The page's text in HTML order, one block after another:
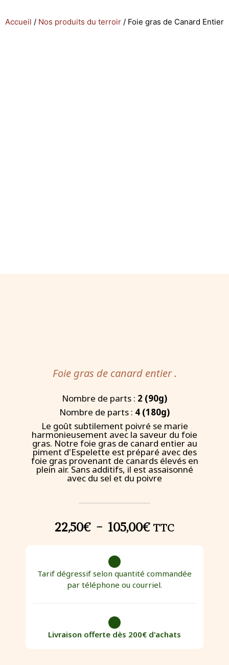
Accueil / Nos produits du terroir / Foie gras de Canard Entier
Foie gras de canard entier .
Nombre de parts : 2 (90g)
Nombre de parts : 4 (180g)
Le goût subtilement poivré se marie
harmonieusement avec la saveur du foie
gras. Notre foie gras de canard entier au
piment d'Espelette est préparé avec des
foie gras provenant de canards élevés en
plein air. Sans additifs, il est assaisonné
avec du sel et du poivre
22,50€ – 105,00€ TTC
Tarif dégressif selon quantité commandée
par téléphone ou courriel.
Livraison offerte dès 200€ d'achats